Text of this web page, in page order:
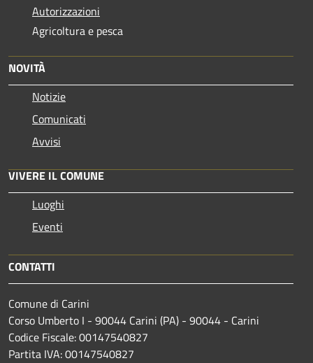
Autorizzazioni
Agricoltura e pesca
NOVITÀ
Notizie
Comunicati
Avvisi
VIVERE IL COMUNE
Luoghi
Eventi
CONTATTI
Comune di Carini
Corso Umberto I - 90044 Carini (PA) - 90044 - Carini
Codice Fiscale: 00147540827
Partita IVA: 00147540827